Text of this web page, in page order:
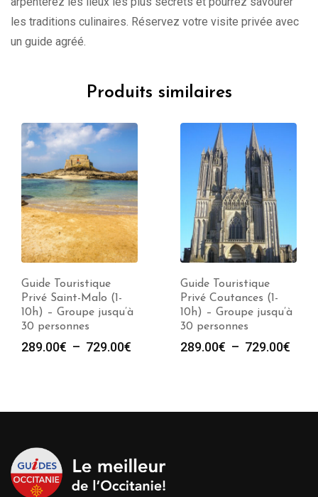
les traditions culinaires. Réservez votre visite privée avec
un guide agréé.
Produits similaires
Guide Touristique
Privé Saint-Malo (1-
10h) – Groupe jusqu’à
30 personnes
289.00€ – 729.00€
à
Guide Touristique
Privé Coutances (1-
10h) – Groupe jusqu’à
30 personnes
289.00€ – 729.00€
à